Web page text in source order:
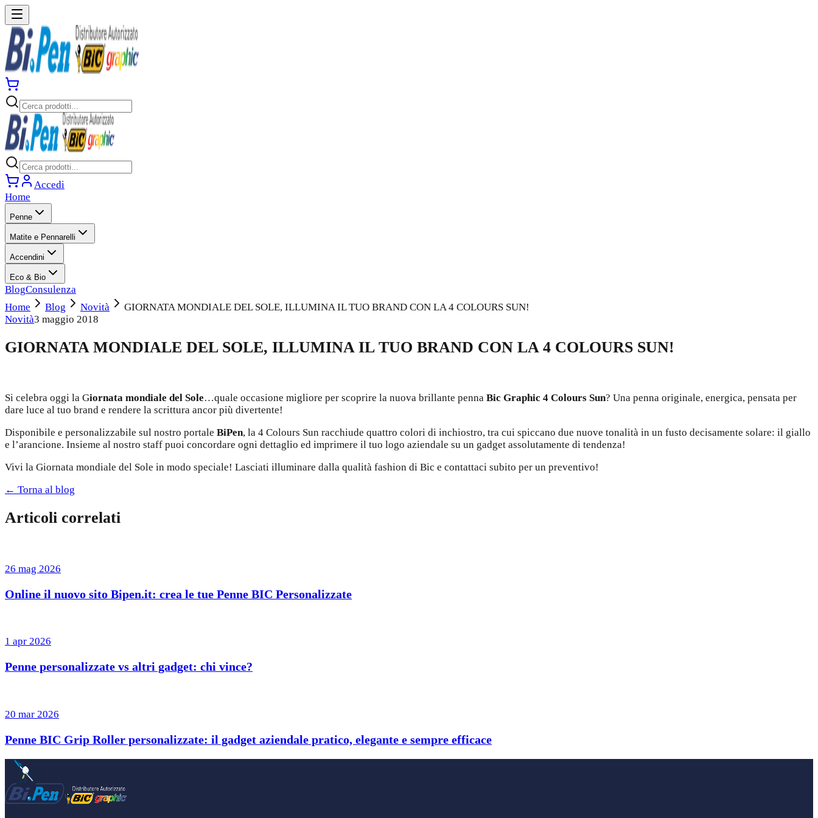
Accedi
Home
Penne
Matite e Pennarelli
Accendini
Eco & Bio
BlogConsulenza
Home
Blog Novità
GIORNATA MONDIALE DEL SOLE, ILLUMINA IL TUO BRAND CON LA 4 COLOURS SUN!
Novità3 maggio 2018
GIORNATA MONDIALE DEL SOLE, ILLUMINA IL TUO BRAND CON LA 4 COLOURS SUN!
Si celebra oggi la Giornata mondiale del Sole…quale occasione migliore per scoprire la nuova brillante penna Bic Graphic 4 Colours Sun? Una penna originale, energica, pensata per
dare luce al tuo brand e rendere la scrittura ancor più divertente!
Disponibile e personalizzabile sul nostro portale BiPen, la 4 Colours Sun racchiude quattro colori di inchiostro, tra cui spiccano due nuove tonalità in un fusto decisamente solare: il giallo
e l’arancione. Insieme al nostro staff puoi concordare ogni dettaglio ed imprimere il tuo logo aziendale su un gadget assolutamente di tendenza!
Vivi la Giornata mondiale del Sole in modo speciale! Lasciati illuminare dalla qualità fashion di Bic e contattaci subito per un preventivo!
← Torna al blog
Articoli correlati
26 mag 2026
Online il nuovo sito Bipen.it: crea le tue Penne BIC Personalizzate
1 apr 2026
Penne personalizzate vs altri gadget: chi vince?
20 mar 2026
Penne BIC Grip Roller personalizzate: il gadget aziendale pratico, elegante e sempre efficace